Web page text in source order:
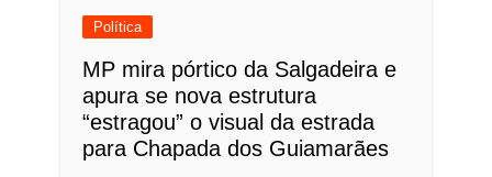
Política
MP mira pórtico da Salgadeira e
apura se nova estrutura
“estragou” o visual da estrada
para Chapada dos Guiamarães